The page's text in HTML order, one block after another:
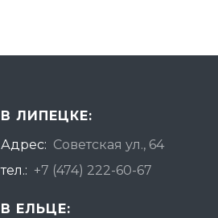
В ЛИПЕЦКЕ:
Адрес: Советская ул., 64
тел.: +7 (474) 222-60-67
В ЕЛЬЦЕ: